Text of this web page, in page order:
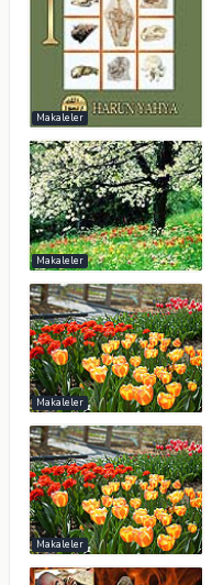
Makaleler
Makaleler
Makaleler
Makaleler